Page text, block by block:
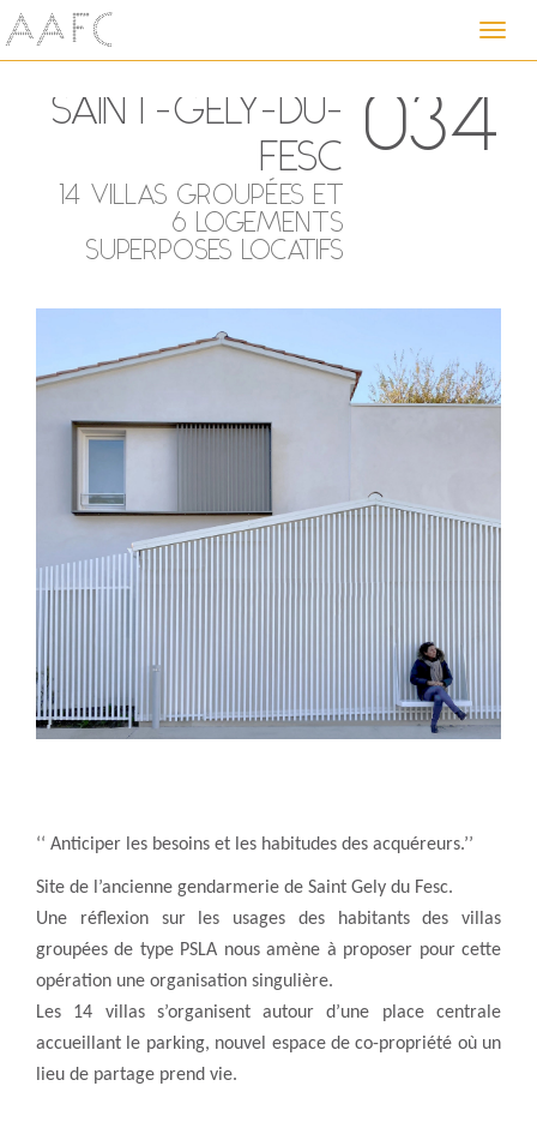
SAINT-GELY-DU-
FESC
14 VILLAS GROUPÉES ET
6 LOGEMENTS
SUPERPOSES LOCATIFS
034
‘‘ Anticiper les besoins et les habitudes des acquéreurs.’’
Site de l’ancienne gendarmerie de Saint Gely du Fesc.
Une réflexion sur les usages des habitants des villas
groupées de type PSLA nous amène à proposer pour cette
opération une organisation singulière.
Les 14 villas s’organisent autour d’une place centrale
accueillant le parking, nouvel espace de co-propriété où un
lieu de partage prend vie.